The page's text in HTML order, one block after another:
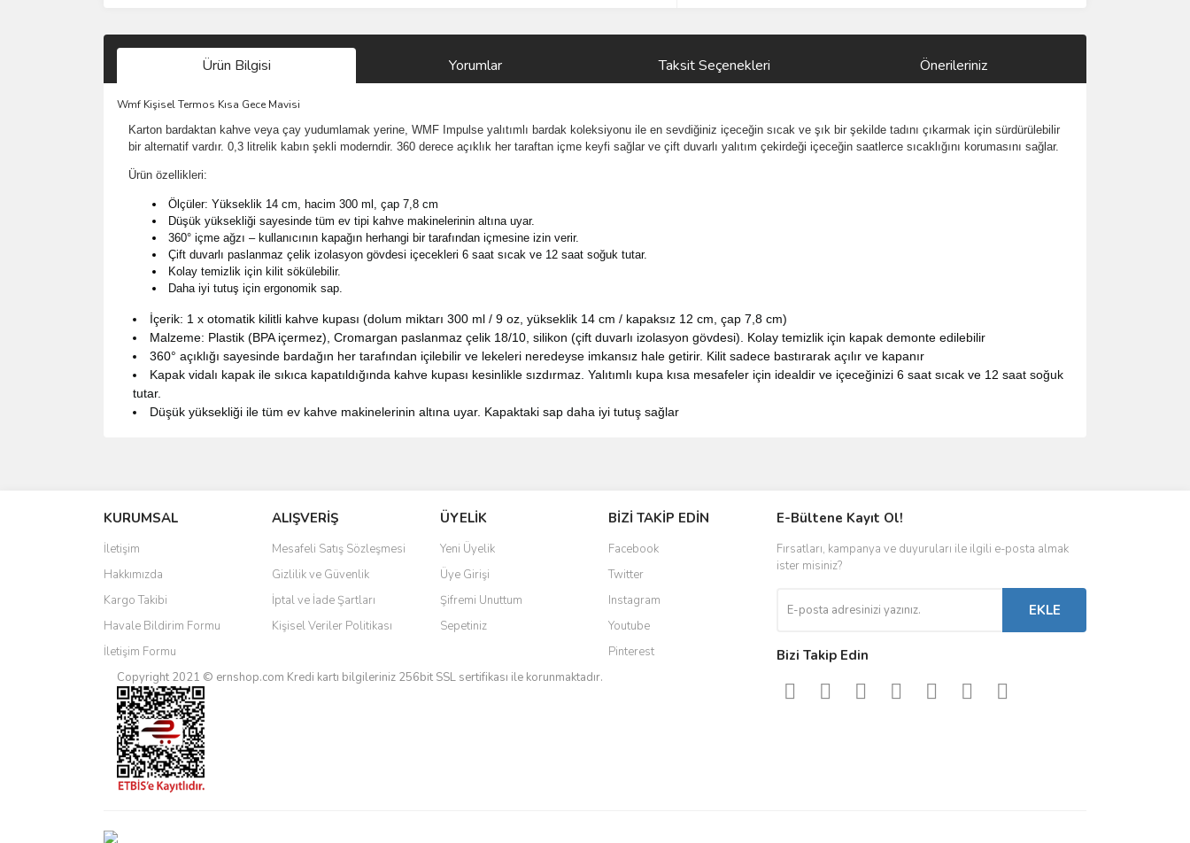
Ürün Bilgisi Yorumlar Taksit Seçenekleri Önerileriniz
Wmf Kişisel Termos Kısa Gece Mavisi
Karton bardaktan kahve veya çay yudumlamak yerine, WMF Impulse yalıtımlı bardak koleksiyonu ile en sevdiğiniz içeceğin sıcak ve şık bir şekilde tadını çıkarmak için sürdürülebilir
bir alternatif vardır. 0,3 litrelik kabın şekli moderndir. 360 derece açıklık her taraftan içme keyfi sağlar ve çift duvarlı yalıtım çekirdeği içeceğin saatlerce sıcaklığını korumasını sağlar.
Ürün özellikleri:
Ölçüler: Yükseklik 14 cm, hacim 300 ml, çap 7,8 cm
Düşük yüksekliği sayesinde tüm ev tipi kahve makinelerinin altına uyar.
360° içme ağzı – kullanıcının kapağın herhangi bir tarafından içmesine izin verir.
Çift duvarlı paslanmaz çelik izolasyon gövdesi içecekleri 6 saat sıcak ve 12 saat soğuk tutar.
Kolay temizlik için kilit sökülebilir.
Daha iyi tutuş için ergonomik sap.
İçerik: 1 x otomatik kilitli kahve kupası (dolum miktarı 300 ml / 9 oz, yükseklik 14 cm / kapaksız 12 cm, çap 7,8 cm)
Malzeme: Plastik (BPA içermez), Cromargan paslanmaz çelik 18/10, silikon (çift duvarlı izolasyon gövdesi). Kolay temizlik için kapak demonte edilebilir
360° açıklığı sayesinde bardağın her tarafından içilebilir ve lekeleri neredeyse imkansız hale getirir. Kilit sadece bastırarak açılır ve kapanır
Kapak vidalı kapak ile sıkıca kapatıldığında kahve kupası kesinlikle sızdırmaz. Yalıtımlı kupa kısa mesafeler için idealdir ve içeceğinizi 6 saat sıcak ve 12 saat soğuk
tutar.
Düşük yüksekliği ile tüm ev kahve makinelerinin altına uyar. Kapaktaki sap daha iyi tutuş sağlar
Ürün resmi kalitesiz, bozuk veya görüntülenemiyor.
Ürün açıklamasında eksik bilgiler bulunuyor.
Ürün bilgilerinde hatalar bulunuyor.
Ürün fiyatı diğer sitelerden daha pahalı.
Bu ürüne benzer farklı alternatifler olmalı.
KURUMSAL
İletişim
Hakkımızda
Kargo Takibi
Havale Bildirim Formu
İletişim Formu
ALIŞVERİŞ
Mesafeli Satış Sözleşmesi
Gizlilik ve Güvenlik
İptal ve İade Şartları
Kişisel Veriler Politikası
ÜYELİK
Yeni Üyelik
Üye Girişi
Şifremi Unuttum
Sepetiniz
BİZİ TAKİP EDİN
Facebook
Twitter
Instagram
Youtube
Pinterest
Copyright 2021 © ernshop.com Kredi kartı bilgileriniz 256bit SSL sertifikası ile korunmaktadır.
E-Bültene Kayıt Ol!
Fırsatları, kampanya ve duyuruları ile ilgili e-posta almak
ister misiniz?
EKLE
Bizi Takip Edin